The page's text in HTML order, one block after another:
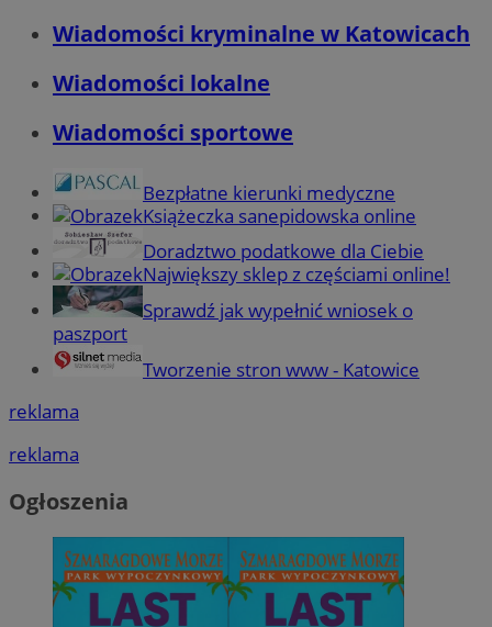
Wiadomości kryminalne w Katowicach
Wiadomości lokalne
Wiadomości sportowe
Bezpłatne kierunki medyczne
Książeczka sanepidowska online
Doradztwo podatkowe dla Ciebie
Największy sklep z częściami online!
Sprawdź jak wypełnić wniosek o
paszport
Tworzenie stron www - Katowice
reklama
reklama
Ogłoszenia